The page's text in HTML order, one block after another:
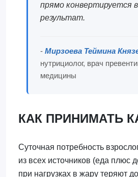
прямо конвертируется
результат.
- Мирзоева Теймина
нутрициолог, врач
медицины
КАК ПРИНИМАТЬ
Суточная потребность
из всех источников (еда плюс
при нагрузках в жару теряют